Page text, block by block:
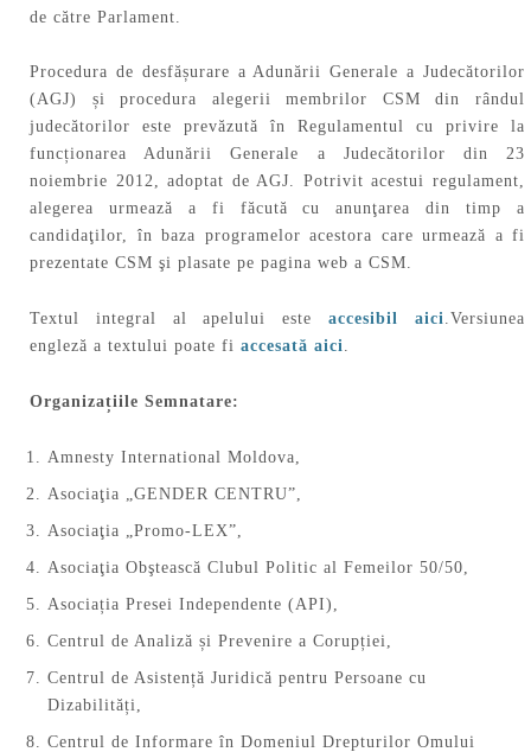
de către Parlament.
Procedura de desfășurare a Adunării Generale a Judecătorilor
(AGJ) și procedura alegerii membrilor CSM din rândul
judecătorilor este prevăzută în Regulamentul cu privire la
funcționarea Adunării Generale a Judecătorilor din 23
noiembrie 2012, adoptat de AGJ. Potrivit acestui regulament,
alegerea urmează a fi făcută cu anunţarea din timp a
candidaţilor, în baza programelor acestora care urmează a fi
prezentate CSM şi plasate pe pagina web a CSM.
Textul integral al apelului esteaccesibil aici.Versiunea
engleză a textului poate fi accesată aici.
Organizațiile Semnatare:
Amnesty International Moldova,
Asociaţia „GENDER CENTRU”,
Asociaţia „Promo-LEX”,
Asociaţia Obştească Clubul Politic al Femeilor 50/50,
Asociația Presei Independente (API),
Centrul de Analiză și Prevenire a Corupției,
Centrul de Asistență Juridică pentru Persoane cu
Dizabilități,
Centrul de Informare în Domeniul Drepturilor Omului